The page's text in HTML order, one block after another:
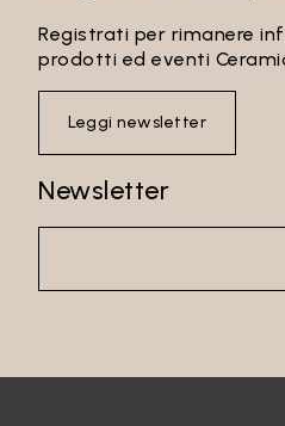
Recupera password
Registrati per rimanere
prodotti ed eventi
Leggi newsletter
Newsletter